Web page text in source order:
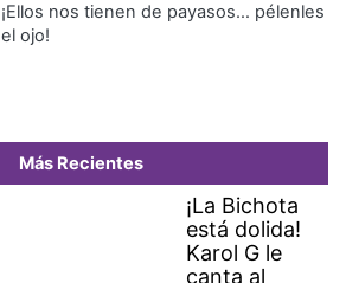
¡Ellos nos tienen de payasos… pélenles
el ojo!
Más Recientes
¡La Bichota
está dolida!
Karol G le
canta al